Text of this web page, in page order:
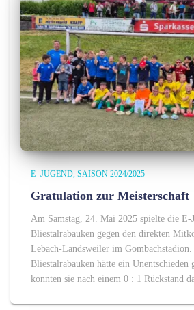
E- JUGEND SAISON 2024/2025
Gratulation zur Meisterschaft
Am Samstag, 24. Mai 2025 spielte die E-
Bliestalrabauken gegen den direkten
Lebach-Landsweiler im Gombachstadion.
Bliestalrabauken hätte ein Unentschieden
konnten sie nach einem 0 : 1 Rückstand